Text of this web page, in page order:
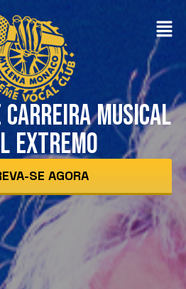
MUSICAL
EXTREMO
SE AGORA